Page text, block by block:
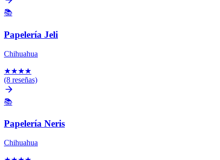
📚
Papelería Jeli
Chihuahua
★★★★
(8 reseñas)
📚
Papelería Neris
Chihuahua